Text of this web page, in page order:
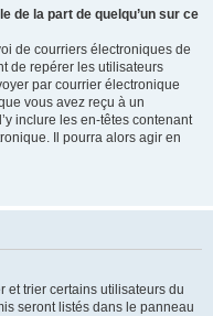
de la part de quelqu’un sur ce
de courriers électroniques de
de repérer les utilisateurs
par courrier électronique
vous avez reçu à un
inclure les en-têtes contenant
Il pourra alors agir en
et trier certains utilisateurs du
seront listés dans le panneau